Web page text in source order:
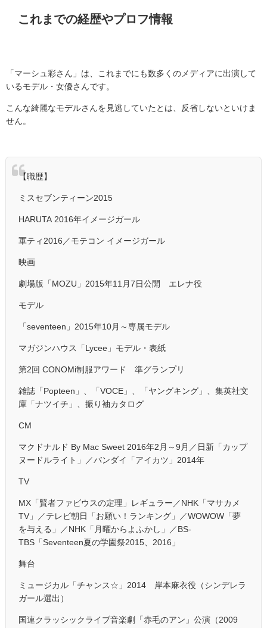
これまでの経歴やプロフ情報
「マーシュ彩さん」は、これまでにも数多くのメディアに出演して
いるモデル・女優さんです。
こんな綺麗なモデルさんを見逃していたとは、反省しないといけま
せん。
【職歴】
ミスセブンティーン2015
HARUTA 2016年イメージガール
軍ティ2016／モテコン イメージガール
映画
劇場版「MOZU」2015年11月7日公開 エレナ役
モデル
「seventeen」2015年10月～専属モデル
マガジンハウス「Lycee」モデル・表紙
第2回 CONOMi制服アワード 準グランプリ
雑誌「Popteen」、「VOCE」、「ヤングキング」、集英社文
庫「ナツイチ」、振り袖カタログ
CM
マクドナルド By Mac Sweet 2016年2月～9月／日新「カップ
ヌードルライト」／バンダイ「アイカツ」2014年
TV
MX「賢者ファビウスの定理」レギュラー／NHK「マサカメ
TV」／テレビ朝日「お願い！ランキング」／WOWOW「夢
を与える」／NHK「月曜からよふかし」／BS-
TBS「Seventeen夏の学園祭2015、2016」
舞台
ミュージカル「チャンス☆」2014 岸本麻衣役（シンデレラ
ガール選出）
国連クラッシックライブ音楽劇「赤毛のアン」公演（2009